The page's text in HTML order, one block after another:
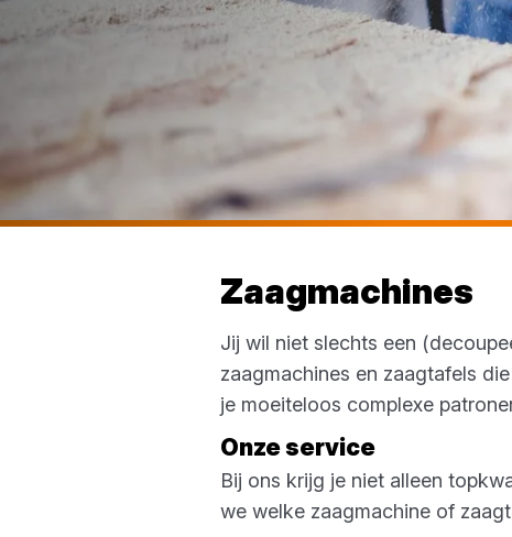
Zaagmachines
Jij wil niet slechts een
zaagmachines en zaagtafels
je moeiteloos complexe
Onze service
Bij ons krijg je niet alleen
we welke zaagmachine of